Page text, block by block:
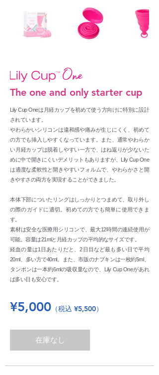
The one and only starter cup
Lily Cup Oneは月経カップを初めて使う方向けに特別に設計
されています。
やわらかいシリコンは違和感や痛みが生じにくく、初めて
の方でも挿入しやすくなっています。また、通常やわらか
い月経カップは脱着しやすい一方で、はね返りが少ないた
めに中で開きにくいデメリットもありますが、Lily Cup One
は適度な柔軟性と開きやすいフォルムで、やわらかさと開
きやすさの両方を実現することができました。
本体下部についたリングはしっかりとつまめて、取り外し
の際のガイドに適切。初めての方でも簡単に使用できま
す。
素材は安全な医療用シリコンで、最大12時間の連続使用が
可能。容量は21mlと月経カップの平均的なサイズです。
経血の量は1日あたりだと、2日目など最も多い日で平均
20ml、多い方で40ml。また、市販のナプキンは一枚約5ml、
タンポンは一本約6mlの吸収量なので、Lily Cup Oneがあれ
ば多い日も安心です。
¥5,000 （税込 ¥5,500）
在庫なし